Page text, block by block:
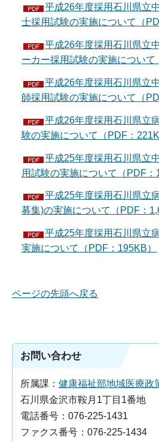
平成26年度採用石川県立
士採用試験の実施について（
平成26年度採用石川県立
ーカー採用試験の実施について
平成26年度採用石川県立
師採用試験の実施について（
平成26年度採用石川県立
験の実施について（PDF：
平成25年度採用石川県立
用試験の実施について（PDF：
平成25年度採用石川県立
募集)の実施について（PDF：
平成25年度採用石川県立
実施について（PDF：195KB）
ページの先頭へ戻る
お問い合わせ
所属課： 健康福祉部地域医療
石川県金沢市鞍月1丁目1番地
電話番号：076-225-1431
ファクス番号：076-225-1434